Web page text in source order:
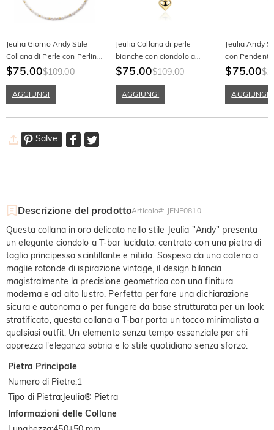
Jeulia Giorno Andy Stile
Collana di Perle con Perline
d'Oro
$75.00$109.00
AGGIUNGI
Jeulia Collana di perle
bianche con ciondolo a
cuore
$75.00$109.00
AGGIUNGI
Jeulia Andy
con
in Oro e Perle
$75.00
AGGIUNGI
Salve
Descrizione del prodottoArticolo#: JENF0810
Questa collana in oro delicato nello stile Jeulia "Andy" presenta
un elegante ciondolo a T-bar lucidato, centrato con una pietra di
taglio principessa scintillante e nitida. Sospesa da una catena a
maglie rotonde di ispirazione vintage, il design bilancia
magistralmente la precisione geometrica con una finitura
moderna e ad alto lustro. Perfetta per fare una dichiarazione
sicura e autonoma o per fungere da base strutturata per un look
stratificato, questa collana a T-bar porta un tocco minimalista a
qualsiasi outfit. Un elemento senza tempo essenziale per chi
apprezza l'eleganza sobria e lo stile quotidiano senza sforzo.
Pietra Principale
Numero di Pietre:1
Tipo di Pietra:Jeulia® Pietra
Informazioni delle Collane